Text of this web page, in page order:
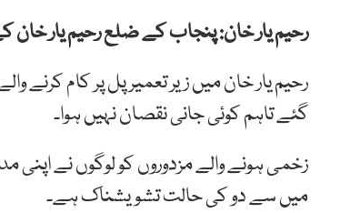
رحیم یار خان: پنجاب کے ضلع رحیم یار خان
رحیم یار خان میں زیر تعمیر پل پر کام
گئے تاہم کوئی جانی نقصان نہیں ہوا۔
زخمی ہونے والے مزدوروں کو لوگوں نے
میں سے دو کی حالت تشویشناک ہے۔